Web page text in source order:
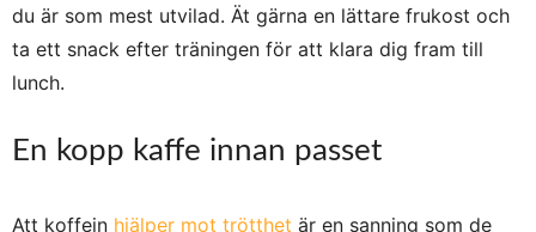
du är som mest utvilad. Ät gärna en lättare frukost och
ta ett snack efter träningen för att klara dig fram till
lunch.
En kopp kaffe innan passet
Att koffein hjälper mot trötthet är en sanning som de